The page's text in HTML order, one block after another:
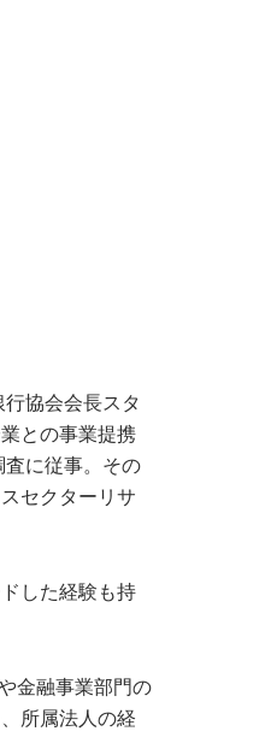
協会会長スタ
との事業提携
に従事。その
セクターリサ
した経験も持
金融事業部門の
所属法人の経